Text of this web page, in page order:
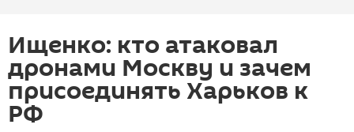
Ищенко: кто атаковал
дронами Москву и зачем
присоединять Харьков к
РФ